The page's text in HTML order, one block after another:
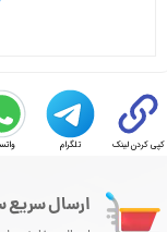
کپی کردن لینک تلگرام
ارسال